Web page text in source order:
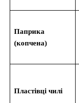
Паприка
(копчена)
Пластівці чилі